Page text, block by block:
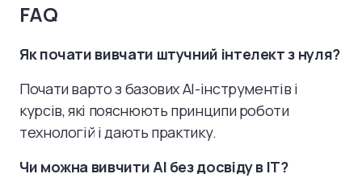
FAQ
Як почати вивчати штучний інтелект з нуля?
Почати варто з базових AI-інструментів і
курсів, які пояснюють принципи роботи
технологій і дають практику.
Чи можна вивчити AI без досвіду в IT?